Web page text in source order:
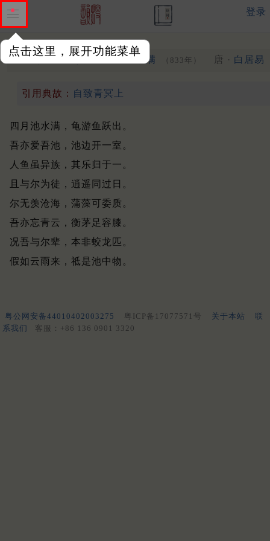
点击这里，展开功能菜单
登录
咏兴五首 其四 四月池水满 （833年） 唐 · 白居易
引用典故： 自致青冥上
四月池水满，龟游鱼跃出。
吾亦爱吾池，池边开一室。
人鱼虽异族，其乐归于一。
且与尔为徒，逍遥同过日。
尔无羡沧海，蒲藻可委质。
吾亦忘青云，衡茅足容膝。
况吾与尔辈，本非蛟龙匹。
假如云雨来，祗是池中物。
粤公网安备44010402003275 粤ICP备17077571号 关于本站
联
系我们
客服：+86 136 0901 3320